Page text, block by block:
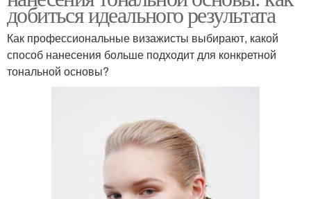
добиться идеального результата
Как профессиональные визажисты выбирают, какой
способ нанесения больше подходит для конкретной
тональной основы?